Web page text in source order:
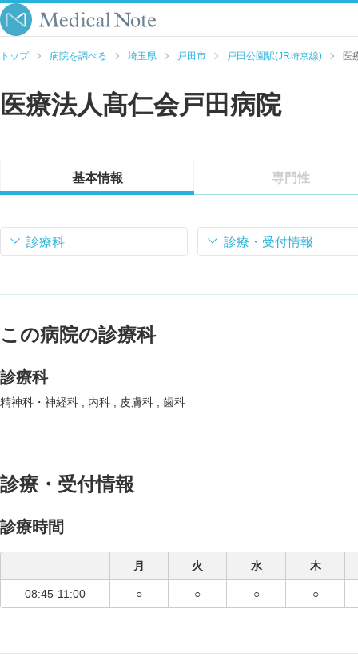
トップ 病院を調べる 埼玉県 戸田市 戸田公園駅(JR埼京線) 医
医療法人髙仁会戸田病院
基本情報 専門性
診療科 診療・受付情報
この病院の診療科
診療科
精神科・神経科 内科 皮膚科 歯科
診療・受付情報
診療時間
月 火 水 木
08:45-11:00 ○ ○ ○ ○